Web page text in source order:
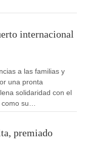
internacional
a las familias y
una pronta
solidaridad con el
como su…
premiado